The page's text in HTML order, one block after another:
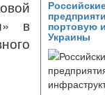
в
портовую
Украины